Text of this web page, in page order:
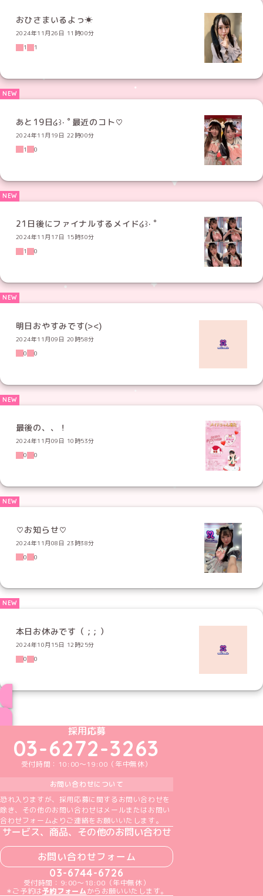
おひさまいるよっ☀︎
2024年11月26日 11時00分
1
1
あと19日໒꒱· ﾟ最近のコト♡
2024年11月19日 22時00分
1
0
21日後にファイナルするメイド໒꒱· ﾟ
2024年11月17日 15時30分
1
0
明日おやすみです(><)
2024年11月09日 20時58分
0
0
最後の、、！
2024年11月09日 10時53分
0
0
♡お知らせ♡
2024年11月08日 23時38分
0
0
本日お休みです（ ; ; ）
2024年10月15日 12時25分
0
0
めいどりーみんTikTok公式アカウント
めいどりーみんX公式アカウント
めいどりーみんInstagram公式アカウント
めいどりーみんFacebook公式アカウン
めいどりーみんYouTube公式アカ
採用応募
03-6272-3263
受付時間：10:00～19:00（年中無休）
お問い合わせについて
恐れ入りますが、採用応募に関するお問い合わせを
除き、その他のお問い合わせはメールまたはお問い
合わせフォームよりご連絡をお願いいたします。
サービス、商品、その他のお問い合わせ
お問い合わせフォーム
03-6744-6726
受付時間：9:00～18:00（年中無休）
＊ご予約は予約フォームからお願いいたします。